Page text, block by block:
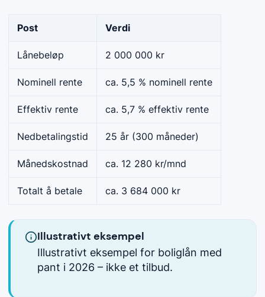
Post Verdi
Lånebeløp 2 000 000 kr
Nominell rente ca. 5,5 % nominell rente
Effektiv rente ca. 5,7 % effektiv rente
Nedbetalingstid 25 år (300 måneder)
Månedskostnad ca. 12 280 kr/mnd
Totalt å betale ca. 3 684 000 kr
Illustrativt eksempel
Illustrativt eksempel for boliglån med
pant i 2026 – ikke et tilbud.